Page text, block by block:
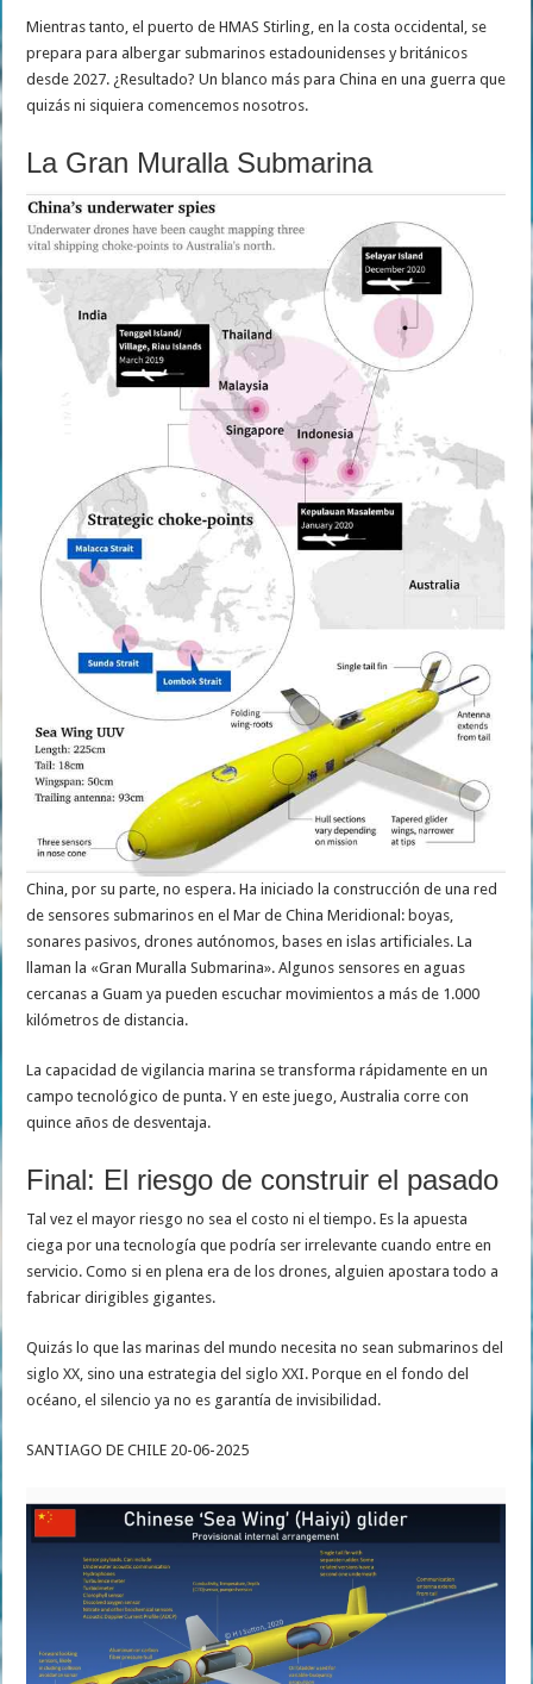
Mientras tanto, el puerto de HMAS Stirling, en la costa occidental, se
prepara para albergar submarinos estadounidenses y británicos
desde 2027. ¿Resultado? Un blanco más para China en una guerra que
quizás ni siquiera comencemos nosotros.
La Gran Muralla Submarina
China, por su parte, no espera. Ha iniciado la construcción de una red
de sensores submarinos en el Mar de China Meridional: boyas,
sonares pasivos, drones autónomos, bases en islas artificiales. La
llaman la «Gran Muralla Submarina». Algunos sensores en aguas
cercanas a Guam ya pueden escuchar movimientos a más de 1.000
kilómetros de distancia.
La capacidad de vigilancia marina se transforma rápidamente en un
campo tecnológico de punta. Y en este juego, Australia corre con
quince años de desventaja.
Final: El riesgo de construir el pasado
Tal vez el mayor riesgo no sea el costo ni el tiempo. Es la apuesta
ciega por una tecnología que podría ser irrelevante cuando entre en
servicio. Como si en plena era de los drones, alguien apostara todo a
fabricar dirigibles gigantes.
Quizás lo que las marinas del mundo necesita no sean submarinos del
siglo XX, sino una estrategia del siglo XXI. Porque en el fondo del
océano, el silencio ya no es garantía de invisibilidad.
SANTIAGO DE CHILE 20-06-2025